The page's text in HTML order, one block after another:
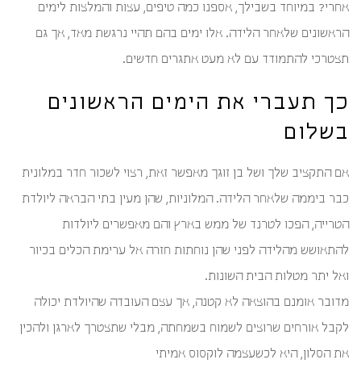
אחרי? במיוחד בשבילך, אספנו כמה טיפים, עצות והמלצות לימים
הראשונים שלאחר הלידה. אלו ימים בהם תהיי נרגשת מאד, אך גם
תצטרכי להתמודד עם לא מעט אתגרים חדשים.
כך תעברי את הימים הראשונים
בשלום
אם התקציב שלך ושל בן זוגך מאפשר זאת, רצוי לשכור חדר במלונית
כבר ביממה שלאחר הלידה. המלוניות, שהן מעין בתי הבראה ליולדת
הטרייה, הפכו לטרנד של ממש בארץ והם מאפשרים ליולדות
להתאושש מהלידה לפני שהן נוחתות חזרה אל ערימת הכלים בכיור
ואל יתר מטלות הבית השונות.
מדובר אומנם בהוצאה לא קטנה, אך עצם העובדה שהיולדת יכולה
לקבל אורחים שרוצים לשמוח בשמחתה, מבלי שתצטרך לארגן ולהכין
את הסלון, היא לכשעצמה לוקסוס אמיתי